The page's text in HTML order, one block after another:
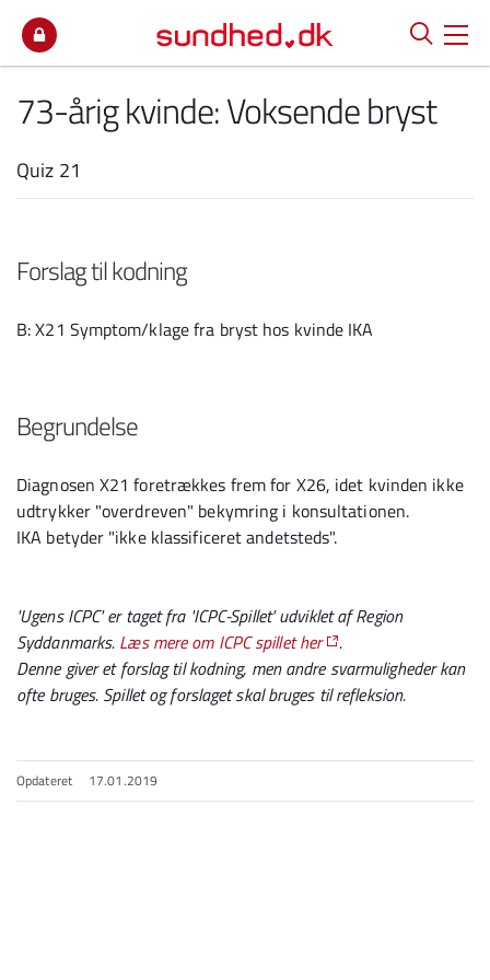
73-årig kvinde: Voksende bryst
Quiz 21
Forslag til kodning
B: X21 Symptom/klage fra bryst hos kvinde IKA
Begrundelse
Diagnosen X21 foretrækkes frem for X26, idet kvinden ikke
udtrykker "overdreven" bekymring i konsultationen.
IKA betyder "ikke klassificeret andetsteds".
'Ugens ICPC' er taget fra 'ICPC-Spillet' udviklet afRegion
Syddanmarks. Læs mere om ICPC spillet her
.
Denne giver et forslag til kodning, men andre svarmuligheder kan
ofte bruges. Spillet og forslaget skal bruges til refleksion.
Opdateret 17.01.2019